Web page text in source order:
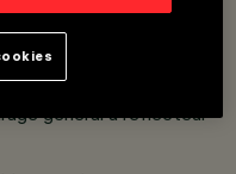
métallisée avec
rendement lumineux
général à réflecteur